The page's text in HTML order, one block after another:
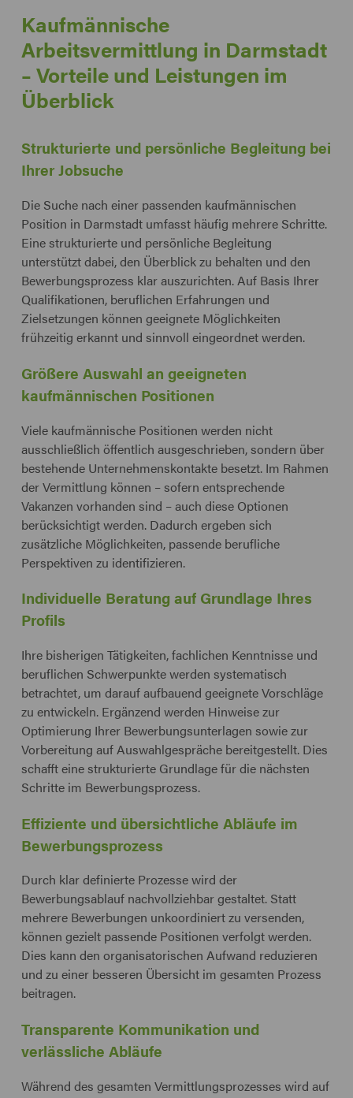
Kaufmännische
Arbeitsvermittlung in Darmstadt
– Vorteile und Leistungen im
Überblick
Strukturierte und persönliche Begleitung bei
Ihrer Jobsuche
Die Suche nach einer passenden kaufmännischen
Position in Darmstadt umfasst häufig mehrere Schritte.
Eine strukturierte und persönliche Begleitung
unterstützt dabei, den Überblick zu behalten und den
Bewerbungsprozess klar auszurichten. Auf Basis Ihrer
Qualifikationen, beruflichen Erfahrungen und
Zielsetzungen können geeignete Möglichkeiten
frühzeitig erkannt und sinnvoll eingeordnet werden.
Größere Auswahl an geeigneten
kaufmännischen Positionen
Viele kaufmännische Positionen werden nicht
ausschließlich öffentlich ausgeschrieben, sondern über
bestehende Unternehmenskontakte besetzt. Im Rahmen
der Vermittlung können – sofern entsprechende
Vakanzen vorhanden sind – auch diese Optionen
berücksichtigt werden. Dadurch ergeben sich
zusätzliche Möglichkeiten, passende berufliche
Perspektiven zu identifizieren.
Individuelle Beratung auf Grundlage Ihres
Profils
Ihre bisherigen Tätigkeiten, fachlichen Kenntnisse und
beruflichen Schwerpunkte werden systematisch
betrachtet, um darauf aufbauend geeignete Vorschläge
zu entwickeln. Ergänzend werden Hinweise zur
Optimierung Ihrer Bewerbungsunterlagen sowie zur
Vorbereitung auf Auswahlgespräche bereitgestellt. Dies
schafft eine strukturierte Grundlage für die nächsten
Schritte im Bewerbungsprozess.
Effiziente und übersichtliche Abläufe im
Bewerbungsprozess
Durch klar definierte Prozesse wird der
Bewerbungsablauf nachvollziehbar gestaltet. Statt
mehrere Bewerbungen unkoordiniert zu versenden,
können gezielt passende Positionen verfolgt werden.
Dies kann den organisatorischen Aufwand reduzieren
und zu einer besseren Übersicht im gesamten Prozess
beitragen.
Transparente Kommunikation und
verlässliche Abläufe
Während des gesamten Vermittlungsprozesses wird auf